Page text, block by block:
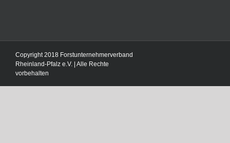
Copyright 2018 Forstunternehmerverband
Rheinland-Pfalz e.V. | Alle Rechte
vorbehalten